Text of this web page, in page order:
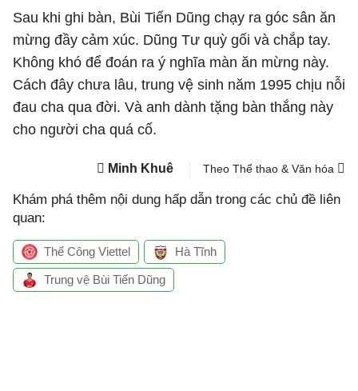
Sau khi ghi bàn, Bùi Tiến Dũng chạy ra góc sân ăn
mừng đầy cảm xúc. Dũng Tư quỳ gối và chắp tay.
Không khó để đoán ra ý nghĩa màn ăn mừng này.
Cách đây chưa lâu, trung vệ sinh năm 1995 chịu nỗi
đau cha qua đời. Và anh dành tặng bàn thắng này
cho người cha quá cố.
Minh Khuê Theo Thể thao & Văn hóa
Khám phá thêm nội dung hấp dẫn trong các chủ đề liên
quan:
Thể Công Viettel Hà Tĩnh
Trung vệ Bùi Tiến Dũng